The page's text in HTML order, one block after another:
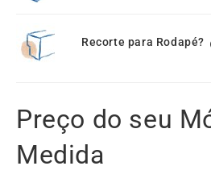
Recorte para Rodapé?
Preço do seu
Medida